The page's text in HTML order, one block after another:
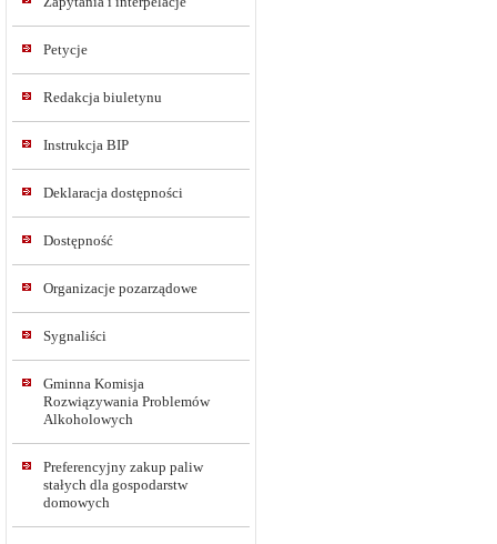
Petycje
Redakcja biuletynu
Instrukcja BIP
Deklaracja dostępności
Dostępność
Organizacje pozarządowe
Sygnaliści
Gminna Komisja
Rozwiązywania Problemów
Alkoholowych
Preferencyjny zakup paliw
stałych dla gospodarstw
domowych